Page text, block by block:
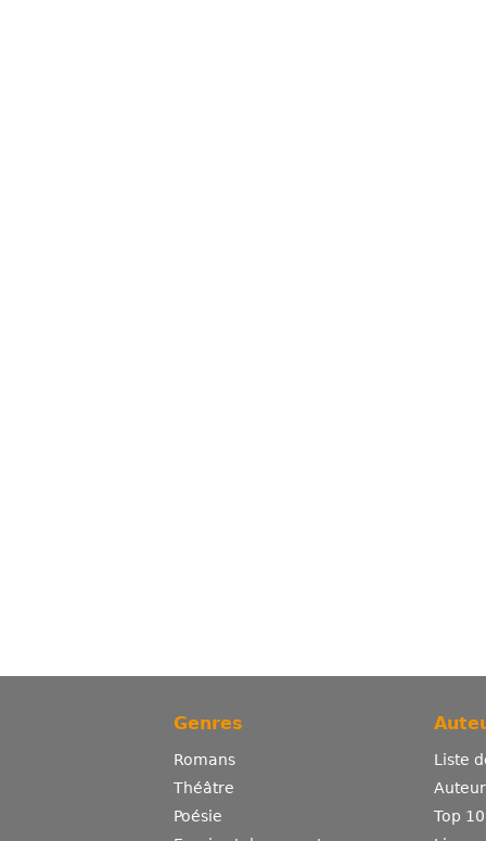
Genres
Romans
Théâtre
Poésie
Liste
Top